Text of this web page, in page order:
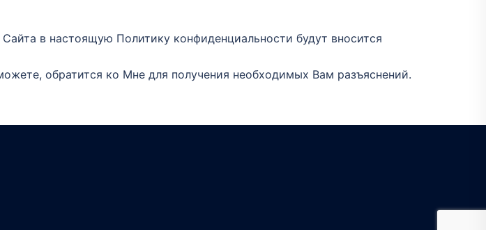
в настоящую Политику конфиденциальности будут вносится
обратится ко Мне для получения необходимых Вам разъяснений.